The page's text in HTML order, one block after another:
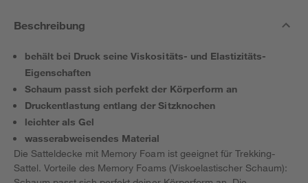
Beschreibung
behält bei Druck seine Viskositäts- und Elastizitäts-
Eigenschaften
Schaum passt sich perfekt der Körperform an
Druckentlastung entlang der Sitzknochen
leichter als Gel
wasserabweisendes Material
Die Satteldecke mit Memory Foam ist geeignet für Trekking-
Sattel. Vorteile des Memory Foams (Viskoelastischer Schaum):